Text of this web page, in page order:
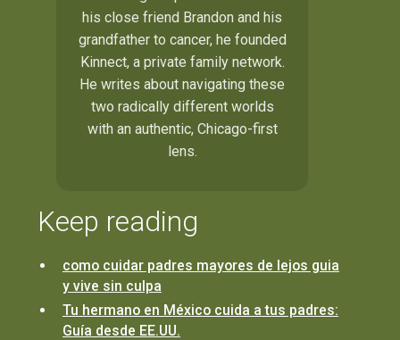
his close friend Brandon and his
grandfather to cancer, he founded
Kinnect, a private family network.
He writes about navigating these
two radically different worlds
with an authentic, Chicago-first
lens.
Keep reading
como cuidar padres mayores de lejos guia
y vive sin culpa
Tu hermano en México cuida a tus padres:
Guía desde EE.UU.